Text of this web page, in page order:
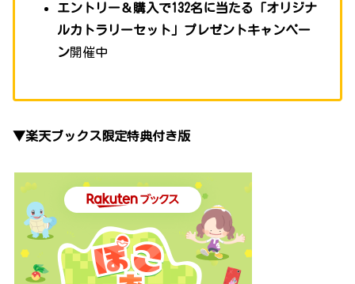
エントリー＆購入で132名に当たる「オリジナ
ルカトラリーセット」プレゼントキャンペー
ン開催中
▼楽天ブックス限定特典付き版